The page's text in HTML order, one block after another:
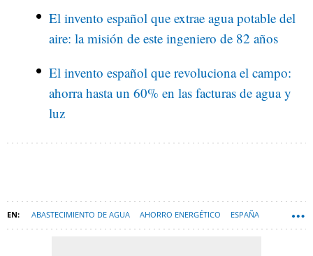
El invento español que extrae agua potable del
aire: la misión de este ingeniero de 82 años
El invento español que revoluciona el campo:
ahorra hasta un 60% en las facturas de agua y
luz
ABASTECIMIENTO DE AGUA AHORRO ENERGÉTICO ESPAÑA